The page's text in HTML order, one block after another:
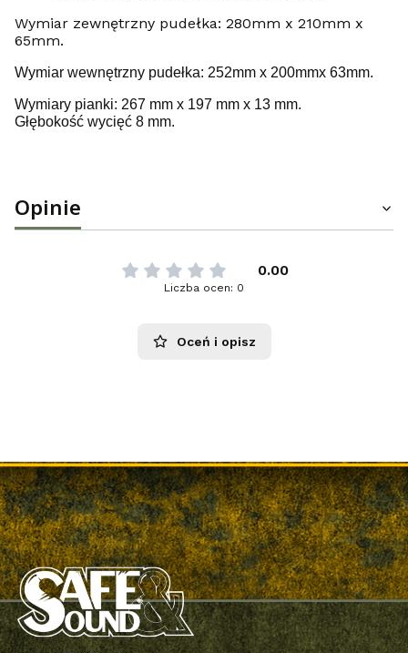
Wymiar zewnętrzny pudełka: 280mm x 210mm x
65mm.
Wymiar wewnętrzny pudełka: 252mm x 200mmx 63mm.
Wymiary pianki: 267 mm x 197 mm x 13 mm.
Głębokość wycięć 8 mm.
Opinie
0.00
Liczba ocen: 0
Oceń i opisz